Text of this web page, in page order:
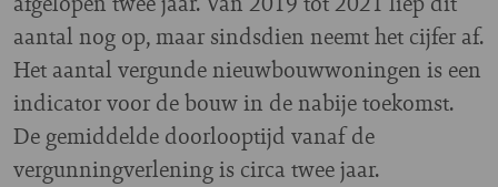
aantal nog op, maar sindsdien neemt het cijfer af.
Het aantal vergunde nieuwbouwwoningen is een
indicator voor de bouw in de nabije toekomst.
De gemiddelde doorlooptijd vanaf de
vergunningverlening is circa twee jaar.